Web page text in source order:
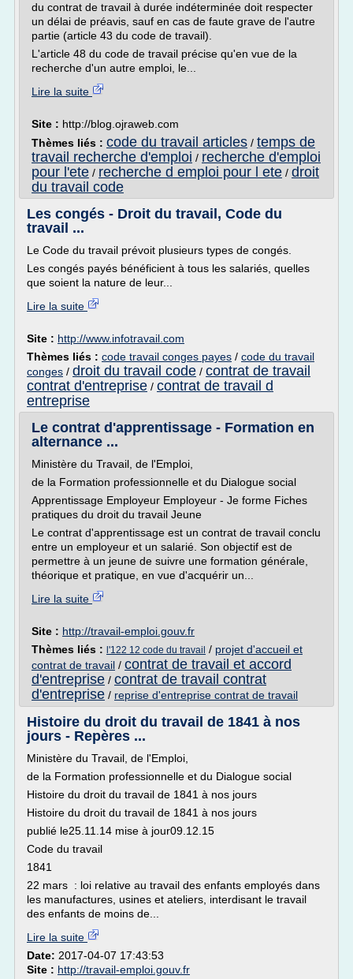
du contrat de travail à durée indéterminée doit respecter
un délai de préavis, sauf en cas de faute grave de l'autre
partie (article 43 du code de travail).
L'article 48 du code de travail précise qu'en vue de la
recherche d'un autre emploi, le...
Lire la suite
Site : http://blog.ojraweb.com
Thèmes liés : code du travail articles / temps de
travail recherche d'emploi / recherche d'emploi
pour l'ete / recherche d emploi pour l ete / droit
du travail code
Les congés - Droit du travail, Code du
travail ...
Le Code du travail prévoit plusieurs types de congés.
Les congés payés bénéficient à tous les salariés, quelles
que soient la nature de leur...
Lire la suite
Site : http://www.infotravail.com
Thèmes liés : code travail conges payes / code du travail
conges / droit du travail code / contrat de travail
contrat d'entreprise / contrat de travail d
entreprise
Le contrat d'apprentissage - Formation en
alternance ...
Ministère du Travail, de l'Emploi,
de la Formation professionnelle et du Dialogue social
Apprentissage Employeur Employeur - Je forme Fiches
pratiques du droit du travail Jeune
Le contrat d'apprentissage est un contrat de travail conclu
entre un employeur et un salarié. Son objectif est de
permettre à un jeune de suivre une formation générale,
théorique et pratique, en vue d'acquérir un...
Lire la suite
Site : http://travail-emploi.gouv.fr
Thèmes liés : l'122 12 code du travail / projet d'accueil et
contrat de travail / contrat de travail et accord
d'entreprise / contrat de travail contrat
d'entreprise / reprise d'entreprise contrat de travail
Histoire du droit du travail de 1841 à nos
jours - Repères ...
Ministère du Travail, de l'Emploi,
de la Formation professionnelle et du Dialogue social
Histoire du droit du travail de 1841 à nos jours
Histoire du droit du travail de 1841 à nos jours
publié le25.11.14 mise à jour09.12.15
Code du travail
1841
22 mars : loi relative au travail des enfants employés dans
les manufactures, usines et ateliers, interdisant le travail
des enfants de moins de...
Lire la suite
Date: 2017-04-07 17:43:53
Site : http://travail-emploi.gouv.fr